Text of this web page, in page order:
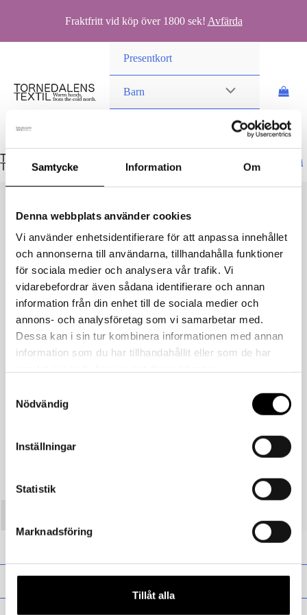
Samtycke Information Om
Denna webbplats använder cookies
Vi använder enhetsidentifierare för att anpassa innehållet
och annonserna till användarna, tillhandahålla funktioner
för sociala medier och analysera vår trafik. Vi
vidarebefordrar även sådana identifierare och annan
information från din enhet till de sociala medier och
annons- och analysföretag som vi samarbetar med.
Dessa kan i sin tur kombinera informationen med annan
information som du har tillhandahållit eller som de har
Nödvändig
Inställningar
Statistik
Marknadsföring
Tillåt alla
Fraktfritt vid köp över 1800 sek! Avfärda
innehåll
Presentkort
Barn
04_27_2024_1842 2
Avdanielvittikko /6 augusti, 2024